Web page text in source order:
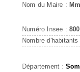
Nom du Maire :
Numéro Insee :
Nombre
Département :